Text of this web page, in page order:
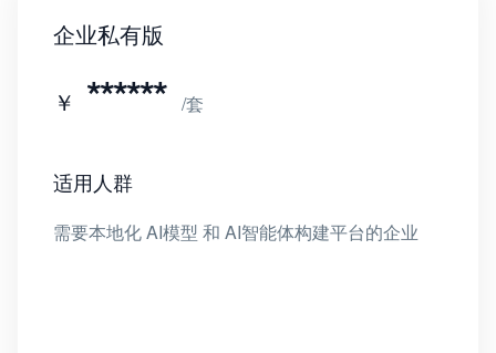
企业私有版
￥ ****** /套
适用人群
需要本地化 AI模型 和 AI智能体构建平台的企业